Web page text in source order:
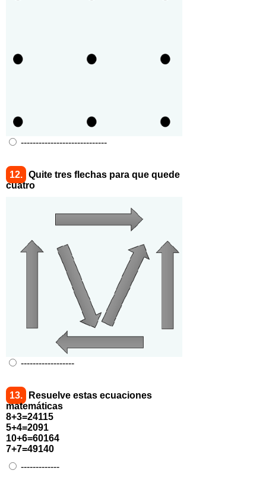
-----------------------------
12. Quite tres flechas para que quede
cuatro
------------------
13.
Resuelve estas ecuaciones
matemáticas
8+3=24115
5+4=2091
10+6=60164
7+7=49140
-------------